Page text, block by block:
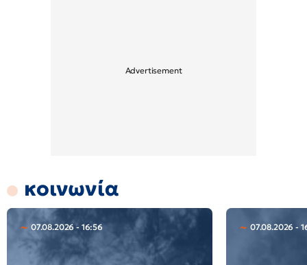
κοινωνία
07.08.2026 - 16:56 07.08.2026 -